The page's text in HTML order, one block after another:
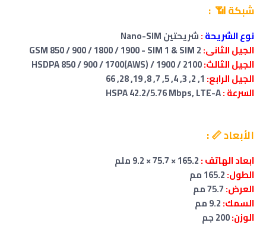
شبكة 📶 :
نوع الشريحة:شريحتين Nano-SIM
الجيل الثانى:
الجيل الثالث:
الجيل الرابع:
السرعة :
الأبعاد 📏 :
ابعاد الهاتف :
الطول:
العرض:
السمك:
الوزن: